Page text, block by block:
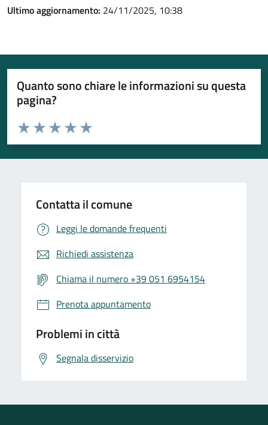
Ultimo aggiornamento: 24/11/2025, 10:38
Quanto sono chiare le informazioni su questa
pagina?
Valuta da 1 a 5 stelle la pagina
Valuta 5 stelle su 5
Valuta 4 stelle su 5
Valuta 3 stelle su 5
Valuta 2 stelle su 5
Valuta 1 stelle su 5
Contatta il comune
Leggi le domande frequenti
Richiedi assistenza
Chiama il numero +39 051 6954154
Prenota appuntamento
Problemi in città
Segnala disservizio